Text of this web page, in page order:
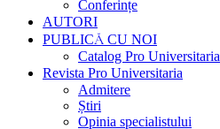
Conferințe
AUTORI
PUBLICĂ CU NOI
Catalog Pro Universitaria
Revista Pro Universitaria
Admitere
Știri
Opinia specialistului